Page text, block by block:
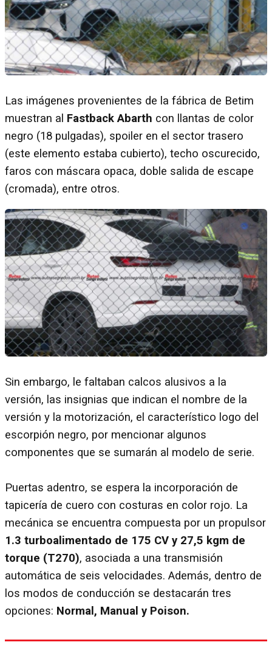
Las imágenes provenientes de la fábrica de Betim
muestran al Fastback Abarth con llantas de color
negro (18 pulgadas), spoiler en el sector trasero
(este elemento estaba cubierto), techo oscurecido,
faros con máscara opaca, doble salida de escape
(cromada), entre otros.
Sin embargo, le faltaban calcos alusivos a la
versión, las insignias que indican el nombre de la
versión y la motorización, el característico logo del
escorpión negro, por mencionar algunos
componentes que se sumarán al modelo de serie.
Puertas adentro, se espera la incorporación de
tapicería de cuero con costuras en color rojo. La
mecánica se encuentra compuesta por un propulsor
1.3 turboalimentado de 175 CV y 27,5 kgm de
torque (T270), asociada a una transmisión
automática de seis velocidades. Además, dentro de
los modos de conducción se destacarán tres
opciones: Normal, Manual y Poison.